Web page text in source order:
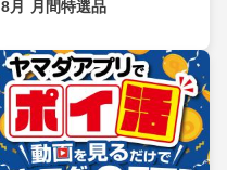
8月 月間特選品